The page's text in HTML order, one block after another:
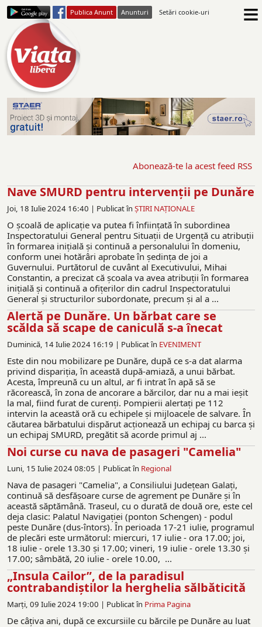
Publica Anunt Anunturi Setări cookie-uri ≡
Abonează-te la acest feed RSS
Nave SMURD pentru intervenții pe Dunăre
Joi, 18 Iulie 2024 16:40 | Publicat în ŞTIRI NAŢIONALE
O şcoală de aplicaţie va putea fi înfiinţată în subordinea
Inspectoratului General pentru Situaţii de Urgenţă cu atribuţii
în formarea iniţială şi continuă a personalului în domeniu,
conform unei hotărâri aprobate în şedinţa de joi a
Guvernului. Purtătorul de cuvânt al Executivului, Mihai
Constantin, a precizat că şcoala va avea atribuţii în formarea
iniţială şi continuă a ofiţerilor din cadrul Inspectoratului
General şi structurilor subordonate, precum şi al a ...
Alertă pe Dunăre. Un bărbat care se
scălda să scape de caniculă s-a înecat
Duminică, 14 Iulie 2024 16:19 | Publicat în EVENIMENT
Este din nou mobilizare pe Dunăre, după ce s-a dat alarma
privind dispariția, în această după-amiază, a unui bărbat.
Acesta, împreună cu un altul, ar fi intrat în apă să se
răcorească, în zona de ancorare a bărcilor, dar nu a mai ieșit
la mal, fiind furat de curenți. Pompierii alertați pe 112
intervin la această oră cu echipele și mijloacele de salvare. În
căutarea bărbatului dispărut acționează un echipaj cu barca și
un echipaj SMURD, pregătit să acorde primul aj ...
Noi curse cu nava de pasageri "Camelia"
Luni, 15 Iulie 2024 08:05 | Publicat în Regional
Nava de pasageri "Camelia", a Consiliului Județean Galați,
continuă să desfășoare curse de agrement pe Dunăre şi în
această săptămână. Traseul, cu o durată de două ore, este cel
deja clasic: Palatul Navigației (ponton Schengen) - podul
peste Dunăre (dus-întors). În perioada 17-21 iulie, programul
de plecări este următorul: miercuri, 17 iulie - ora 17.00; joi,
18 iulie - orele 13.30 şi 17.00; vineri, 19 iulie - orele 13.30 şi
17.00; sâmbătă, 20 iulie - orele 10.00, ...
„Insula Cailor”, de la paradisul
contrabandiştilor la herghelia sălbăticită
Marți, 09 Iulie 2024 19:00 | Publicat în Prima Pagina
De câţiva ani, după ce excursiile cu bărcile pe Dunăre au luat